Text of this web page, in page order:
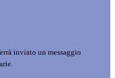
inviato un messaggio